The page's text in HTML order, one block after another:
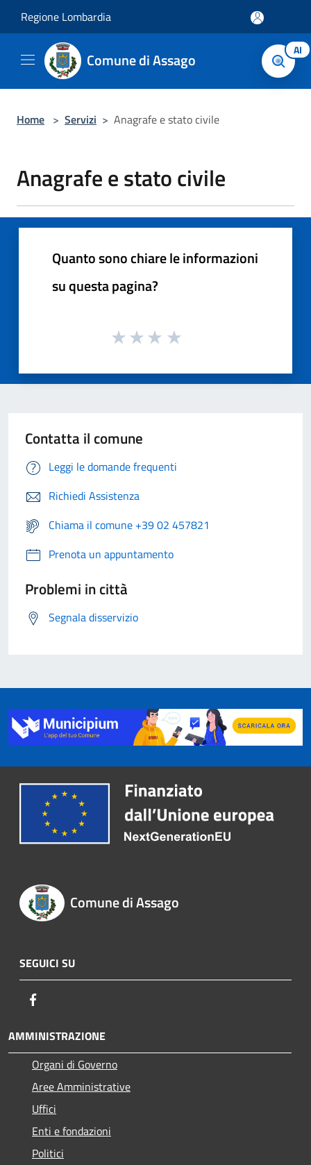
Regione Lombardia
Comune di Assago AI
Home > Servizi > Anagrafe e stato civile
Anagrafe e stato civile
Quanto sono chiare le informazioni
su questa pagina?
Contatta il comune
Leggi le domande frequenti
Richiedi Assistenza
Chiama il comune +39 02 457821
Prenota un appuntamento
Problemi in città
Segnala disservizio
Comune di Assago
SEGUICI SU
AMMINISTRAZIONE
Organi di Governo
Aree Amministrative
Uffici
Enti e fondazioni
Politici